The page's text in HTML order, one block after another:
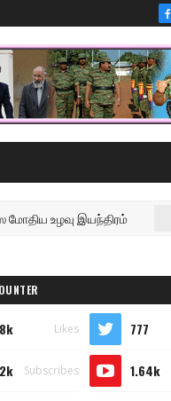
இயந்திரம்
Likes 777
Subscribes 1.64k